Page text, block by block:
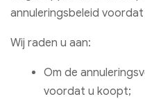
annuleringsbeleid
Wij raden u aan:
Om de
voordat u koopt;